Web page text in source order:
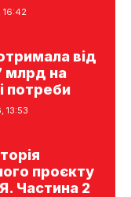
16:42
від
млрд на
потреби
13:53
проєкту
Частина 2